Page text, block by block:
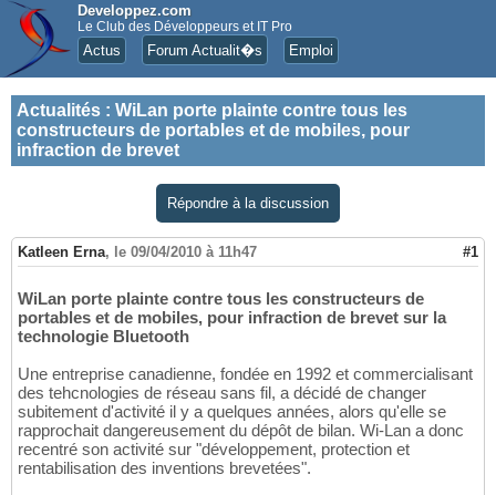
Developpez.com
Le Club des Développeurs et IT Pro
Actus Forum Actualit�s Emploi
Actualités : WiLan porte plainte contre tous les
constructeurs de portables et de mobiles, pour
infraction de brevet
Répondre à la discussion
Katleen Erna, le 09/04/2010 à 11h47 #1
WiLan porte plainte contre tous les constructeurs de
portables et de mobiles, pour infraction de brevet sur la
technologie Bluetooth
Une entreprise canadienne, fondée en 1992 et commercialisant
des tehcnologies de réseau sans fil, a décidé de changer
subitement d'activité il y a quelques années, alors qu'elle se
rapprochait dangereusement du dépôt de bilan. Wi-Lan a donc
recentré son activité sur "développement, protection et
rentabilisation des inventions brevetées".